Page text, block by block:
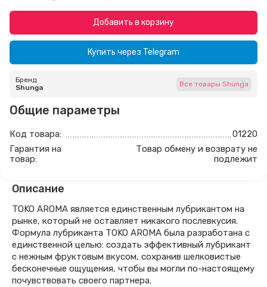
Добавить в корзину
Купить через Telegram
Бренд
Shunga
Все товары Shunga
Общие параметры
Код товара:
01220
Гарантия на
товар:
Товар обмену и возврату не
подлежит
Описание
TOKO AROMA является единственным лубрикантом на
рынке, который не оставляет никакого послевкусия.
Формула лубриканта TOKO AROMA была разработана с
единственной целью: создать эффективный лубрикант
с нежным фруктовым вкусом, сохранив шелковистые
бесконечные ощущения, чтобы вы могли по-настоящему
почувствовать своего партнера.